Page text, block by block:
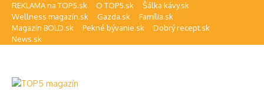
Preskočiť na obsah
REKLAMA na TOP5.sk O TOP5.sk
Šálka kávy.sk
Wellness magazín.sk
Gazda.sk
Família.sk
Magazín BOLD.sk
Pekné bývanie.sk
Dobrý recept.sk
News.sk